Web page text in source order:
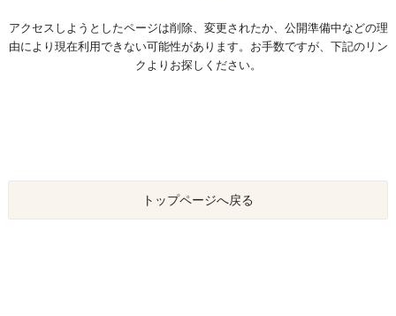
アクセスしようとしたページは削除、変更されたか、公開準備中などの理
由により現在利用できない可能性があります。お手数ですが、下記のリン
クよりお探しください。
トップページへ戻る